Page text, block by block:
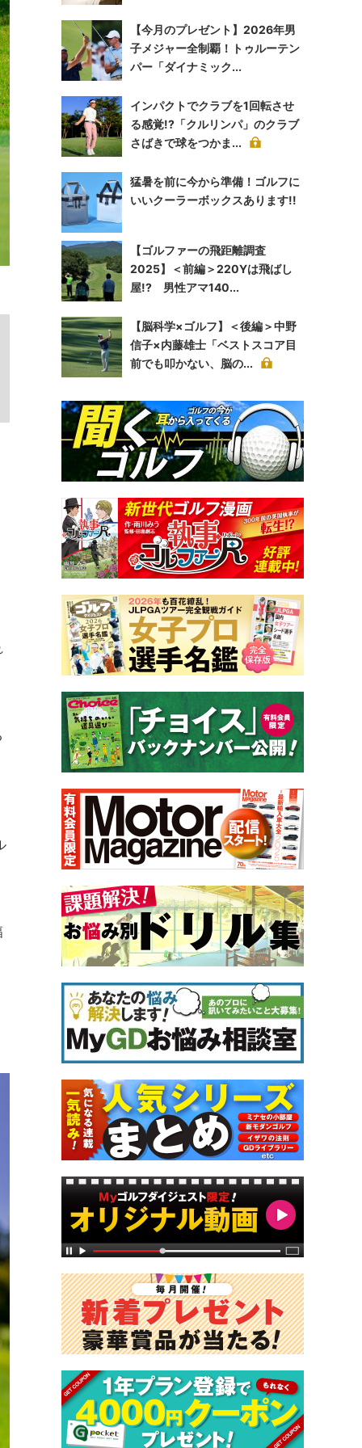
【今月のプレゼント】2026年男
子メジャー全制覇！トゥルーテン
パー「ダイナミック...
インパクトでクラブを1回転させ
る感覚!?「クルリンパ」のクラブ
さばきで球をつかま...
猛暑を前に今から準備！ゴルフに
いいクーラーボックスあります!!
【ゴルファーの飛距離調査
2025】＜前編＞220Yは飛ばし
屋!? 男性アマ140...
【脳科学×ゴルフ】＜後編＞中野
信子×内藤雄士「ベストスコア目
前でも叩かない、脳の...